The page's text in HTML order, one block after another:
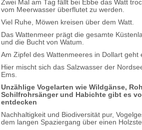
Zwei Mal am Tag fällt bei Ebbe das Watt
vom Meerwasser überflutet zu werden.
Viel Ruhe, Möwen kreisen über dem Watt.
Das Wattenmeer prägt die gesamte
und die Bucht von Watum.
Am Zipfel des Wattenmeeres in Dollart geht
Hier mischt sich das Salzwasser der
Ems.
Unzählige Vogelarten wie Wildgänse,
Schilfrohrsänger und Habichte gibt es
entdecken
Nachhaltigkeit und Biodiversität pur,
dem langen Spaziergang über einen